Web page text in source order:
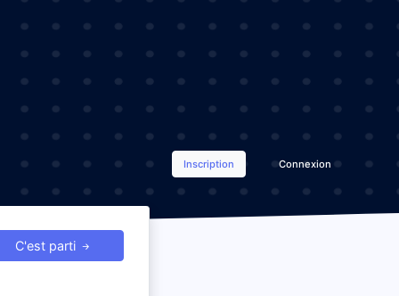
Inscription Connexion
C'est parti